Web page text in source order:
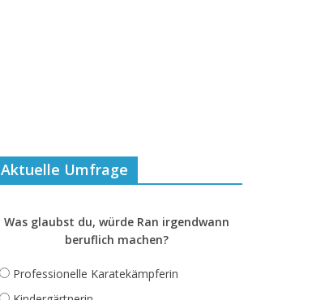
Aktuelle Umfrage
Was glaubst du, würde Ran irgendwann
beruflich machen?
Professionelle Karatekämpferin